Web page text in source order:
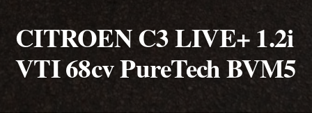
CITROEN C3 LIVE+ 1.2i
VTI 68cv PureTech BVM5